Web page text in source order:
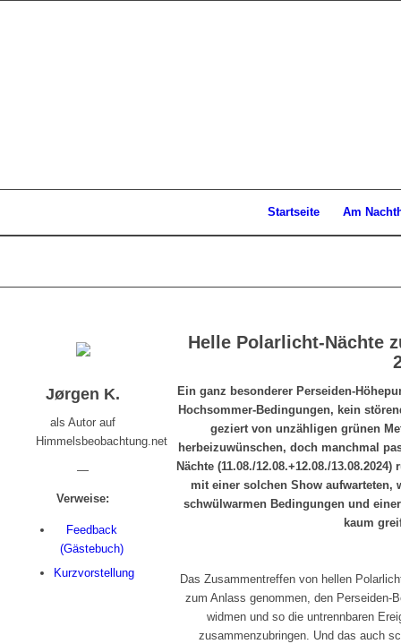
Startseite Am
Jørgen K.
als Autor auf
Himmelsbeobachtung.net
—
Verweise:
Feedback
(Gästebuch)
Kurzvorstellung
Helle Polarlicht-Nächte
Ein ganz besonderer Perseiden-
Hochsommer-Bedingungen, kein
geziert von unzähligen grünen
herbeizuwünschen, doch manchmal
Nächte (11.08./12.08.+12.08./
mit einer solchen Show aufwarteten,
schwülwarmen Bedingungen und
kaum
Das Zusammentreffen von hellen
zum Anlass genommen, den Perseiden-
widmen und so die untrennbaren
zusammenzubringen. Und das auch